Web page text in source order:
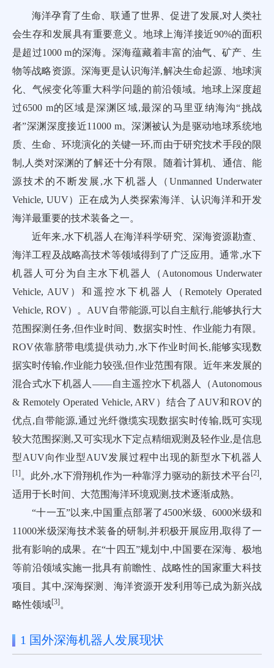
海洋孕育了生命、联通了世界、促进了发展,对人类社
会生存和发展具有重要意义。地球上海洋接近90%的面积
是超过1000 m的深海。深海蕴藏着丰富的油气、矿产、生
物等战略资源。深海更是认识海洋,解决生命起源、地球演
化、气候变化等重大科学问题的前沿领域。地球上深度超
过6500 m的区域是深渊区域,最深的马里亚纳海沟“挑战
者”深渊深度接近11000 m。深渊被认为是驱动地球系统地
质、生命、环境演化的关键一环,而由于研究技术手段的限
制,人类对深渊的了解还十分有限。随着计算机、通信、能
源技术的不断发展,水下机器人（Unmanned Underwater
Vehicle, UUV）正在成为人类探索海洋、认识海洋和开发
海洋最重要的技术装备之一。
近年来,水下机器人在海洋科学研究、深海资源勘查、
海洋工程及战略高技术等领域得到了广泛应用。通常,水下
机器人可分为自主水下机器人（Autonomous Underwater
Vehicle, AUV）和遥控水下机器人（Remotely Operated
Vehicle, ROV）。AUV自带能源,可以自主航行,能够执行大
范围探测任务,但作业时间、数据实时性、作业能力有限。
ROV依靠脐带电缆提供动力,水下作业时间长,能够实现数
据实时传输,作业能力较强,但作业范围有限。近年来发展的
混合式水下机器人——自主遥控水下机器人（Autonomous
& Remotely Operated Vehicle, ARV）结合了AUV和ROV的
优点,自带能源,通过光纤微缆实现数据实时传输,既可实现
较大范围探测,又可实现水下定点精细观测及轻作业,是信息
型AUV向作业型AUV发展过程中出现的新型水下机器人
[1] 。此外,水下滑翔机作为一种靠浮力驱动的新技术平台 [2],
适用于长时间、大范围海洋环境观测,技术逐渐成熟。
“十一五”以来,中国重点部署了4500米级、6000米级和
11000米级深海技术装备的研制,并积极开展应用,取得了一
批有影响的成果。在“十四五”规划中,中国要在深海、极地
等前沿领域实施一批具有前瞻性、战略性的国家重大科技
项目。其中,深海探测、海洋资源开发利用等已成为新兴战
略性领域[3] 。
1 国外深海机器人发展现状